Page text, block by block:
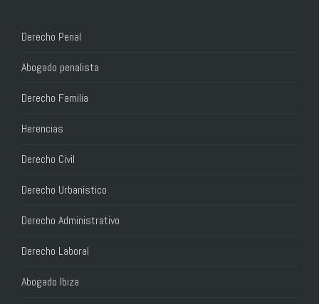
Derecho Penal
Abogado penalista
Derecho Familia
Herencias
Derecho Civil
Derecho Urbanístico
Derecho Administrativo
Derecho Laboral
Abogado Ibiza